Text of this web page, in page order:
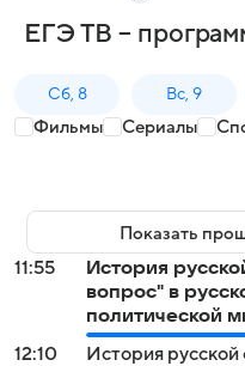
ЕГЭ ТВ –
Сб, 8 Вс, 9
Фильмы Сериалы
Показать
11:55
История
вопрос" в
политической
12:10
История